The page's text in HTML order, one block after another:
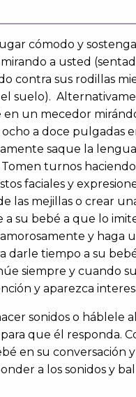
cómodo y
a usted
contra sus rodillas
suelo).
en un mecedor
a doce pulgadas
saque la
turnos
faciales y
las mejillas o crear
a su bebé a que lo
y haga
darle tiempo a su
siempre y cuando
y aparezca
sonidos o háblele
que él responda.
en su conversación
a los sonidos y